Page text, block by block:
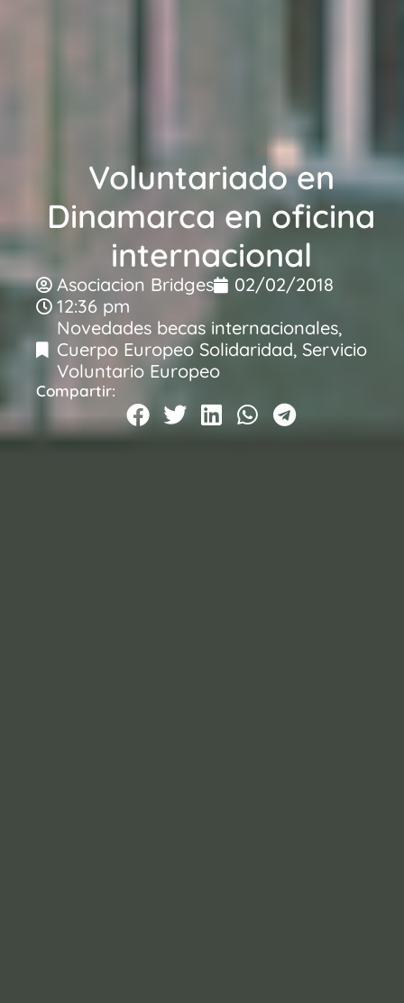
Voluntariado en
Dinamarca en oficina
internacional
Asociacion Bridges
02/02/2018
12:36 pm
Novedades becas internacionales,
Cuerpo Europeo Solidaridad, Servicio
Voluntario Europeo
Compartir: